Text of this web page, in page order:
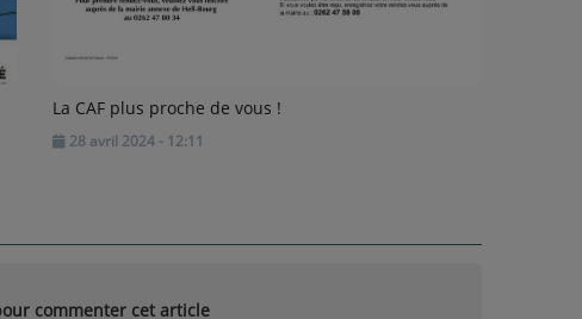
La CAF plus proche de vous !
28 avril 2024 - 12:11
commenter cet article